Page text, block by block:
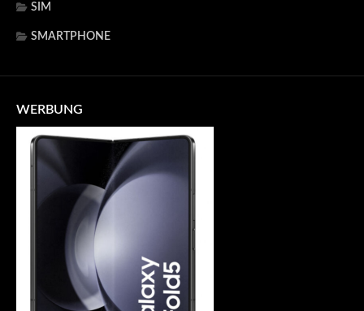
SIM
SMARTPHONE
WERBUNG